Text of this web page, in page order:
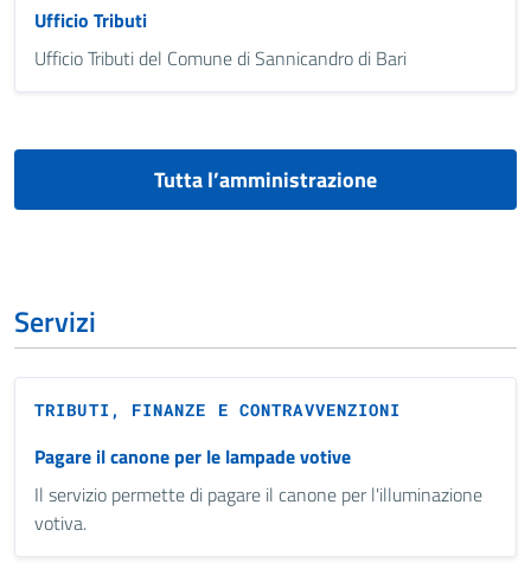
Ufficio Tributi
Ufficio Tributi del Comune di Sannicandro di Bari
Tutta l’amministrazione
Servizi
TRIBUTI, FINANZE E CONTRAVVENZIONI
Pagare il canone per le lampade votive
Il servizio permette di pagare il canone per l'illuminazione
votiva.